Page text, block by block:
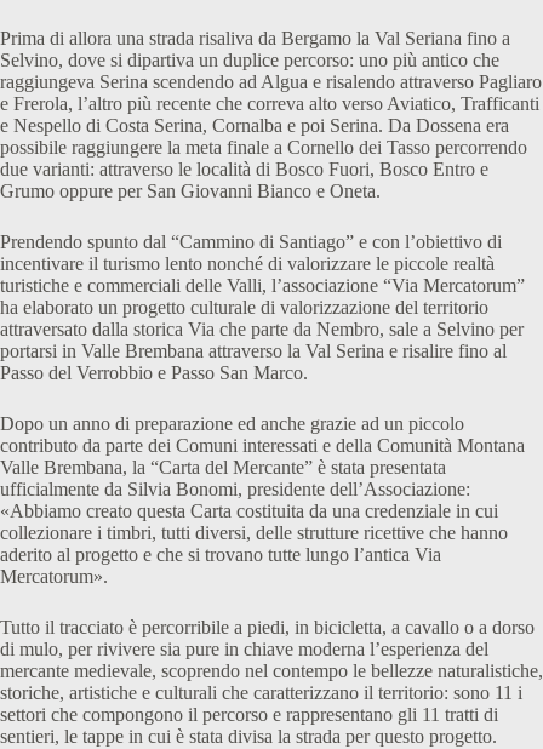
Prima di allora una strada risaliva da Bergamo la Val Seriana fino a
Selvino, dove si dipartiva un duplice percorso: uno più antico che
raggiungeva Serina scendendo ad Algua e risalendo attraverso Pagliaro
e Frerola, l’altro più recente che correva alto verso Aviatico, Trafficanti
e Nespello di Costa Serina, Cornalba e poi Serina. Da Dossena era
possibile raggiungere la meta finale a Cornello dei Tasso percorrendo
due varianti: attraverso le località di Bosco Fuori, Bosco Entro e
Grumo oppure per San Giovanni Bianco e Oneta.
Prendendo spunto dal “Cammino di Santiago” e con l’obiettivo di
incentivare il turismo lento nonché di valorizzare le piccole realtà
turistiche e commerciali delle Valli, l’associazione “Via Mercatorum”
ha elaborato un progetto culturale di valorizzazione del territorio
attraversato dalla storica Via che parte da Nembro, sale a Selvino per
portarsi in Valle Brembana attraverso la Val Serina e risalire fino al
Passo del Verrobbio e Passo San Marco.
Dopo un anno di preparazione ed anche grazie ad un piccolo
contributo da parte dei Comuni interessati e della Comunità Montana
Valle Brembana, la “Carta del Mercante” è stata presentata
ufficialmente da Silvia Bonomi, presidente dell’Associazione:
«Abbiamo creato questa Carta costituita da una credenziale in cui
collezionare i timbri, tutti diversi, delle strutture ricettive che hanno
aderito al progetto e che si trovano tutte lungo l’antica Via
Mercatorum».
Tutto il tracciato è percorribile a piedi, in bicicletta, a cavallo o a dorso
di mulo, per rivivere sia pure in chiave moderna l’esperienza del
mercante medievale, scoprendo nel contempo le bellezze naturalistiche,
storiche, artistiche e culturali che caratterizzano il territorio: sono 11 i
settori che compongono il percorso e rappresentano gli 11 tratti di
sentieri, le tappe in cui è stata divisa la strada per questo progetto.